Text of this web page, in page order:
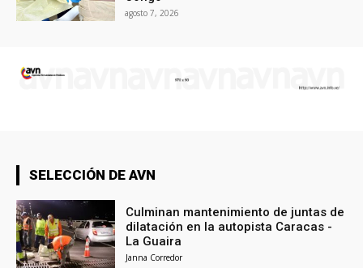
agosto 7, 2026
SELECCIÓN DE AVN
Culminan mantenimiento de juntas de
dilatación en la autopista Caracas -
La Guaira
Janna Corredor